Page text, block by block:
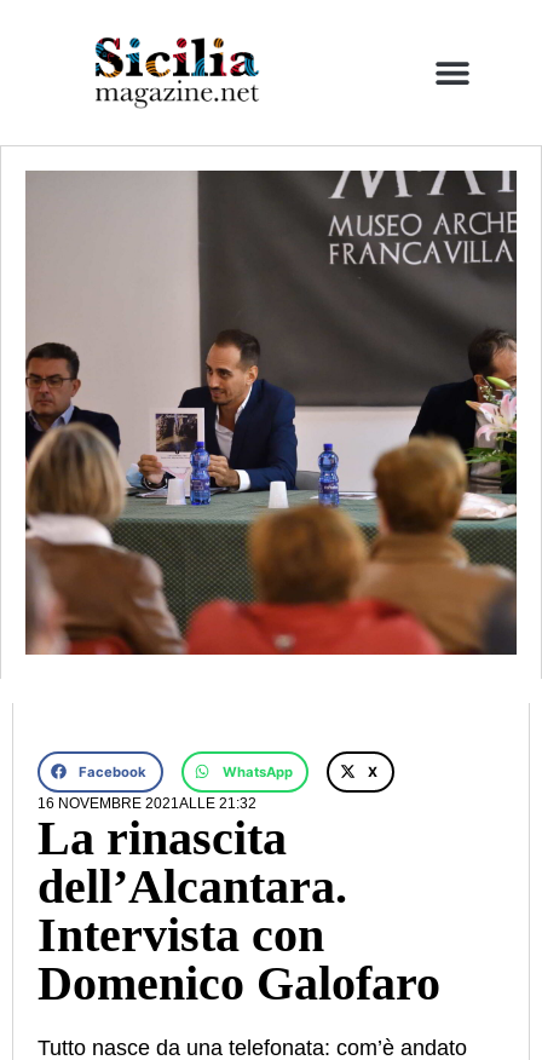
Facebook WhatsApp
X
16 NOVEMBRE 2021 ALLE 21:32
La rinascita
dell’Alcantara.
Intervista con
Domenico Galofaro
Tutto nasce da una telefonata: com’è andato